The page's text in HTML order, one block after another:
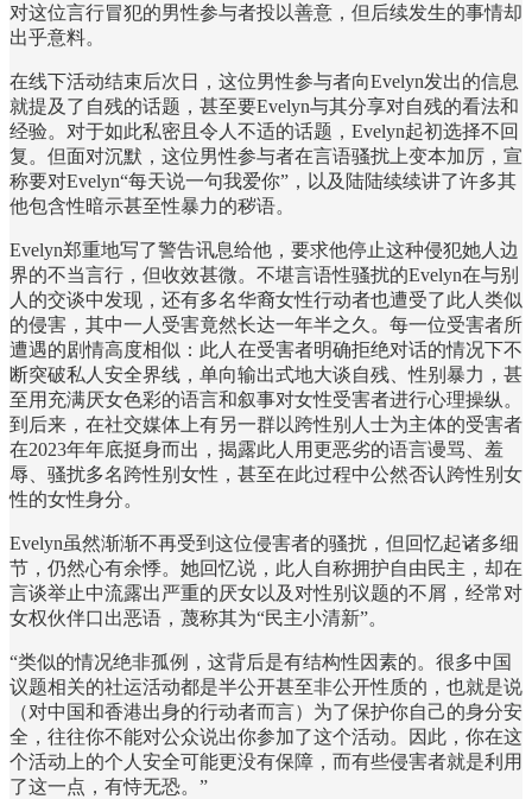
对这位言行冒犯的男性参与者投以善意，但后续发生的事情却
出乎意料。
在线下活动结束后次日，这位男性参与者向Evelyn发出的信息
就提及了自残的话题，甚至要Evelyn与其分享对自残的看法和
经验。对于如此私密且令人不适的话题，Evelyn起初选择不回
复。但面对沉默，这位男性参与者在言语骚扰上变本加厉，宣
称要对Evelyn“每天说一句我爱你”，以及陆陆续续讲了许多其
他包含性暗示甚至性暴力的秽语。
Evelyn郑重地写了警告讯息给他，要求他停止这种侵犯她人边
界的不当言行，但收效甚微。不堪言语性骚扰的Evelyn在与别
人的交谈中发现，还有多名华裔女性行动者也遭受了此人类似
的侵害，其中一人受害竟然长达一年半之久。每一位受害者所
遭遇的剧情高度相似：此人在受害者明确拒绝对话的情况下不
断突破私人安全界线，单向输出式地大谈自残、性别暴力，甚
至用充满厌女色彩的语言和叙事对女性受害者进行心理操纵。
到后来，在社交媒体上有另一群以跨性别人士为主体的受害者
在2023年年底挺身而出，揭露此人用更恶劣的语言谩骂、羞
辱、骚扰多名跨性别女性，甚至在此过程中公然否认跨性别女
性的女性身分。
Evelyn虽然渐渐不再受到这位侵害者的骚扰，但回忆起诸多细
节，仍然心有余悸。她回忆说，此人自称拥护自由民主，却在
言谈举止中流露出严重的厌女以及对性别议题的不屑，经常对
女权伙伴口出恶语，蔑称其为“民主小清新”。
“类似的情况绝非孤例，这背后是有结构性因素的。很多中国
议题相关的社运活动都是半公开甚至非公开性质的，也就是说
（对中国和香港出身的行动者而言）为了保护你自己的身分安
全，往往你不能对公众说出你参加了这个活动。因此，你在这
个活动上的个人安全可能更没有保障，而有些侵害者就是利用
了这一点，有恃无恐。”